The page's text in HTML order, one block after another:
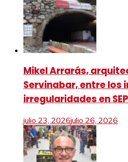
Mikel Arrarás,
Servinabar, entre los
irregularidades en
julio 23, 2026julio 26, 2026